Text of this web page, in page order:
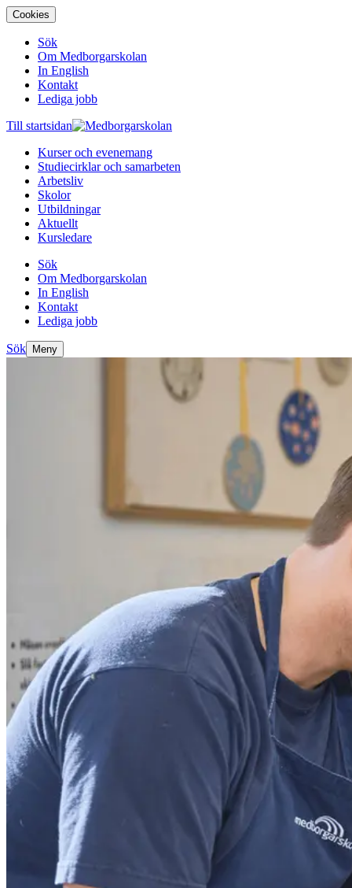
Cookies
Sök
Om Medborgarskolan
In English
Kontakt
Lediga jobb
Till startsidan
Kurser och evenemang
Studiecirklar och samarbeten
Arbetsliv
Skolor
Utbildningar
Aktuellt
Kursledare
Sök
Om Medborgarskolan
In English
Kontakt
Lediga jobb
Sök Meny